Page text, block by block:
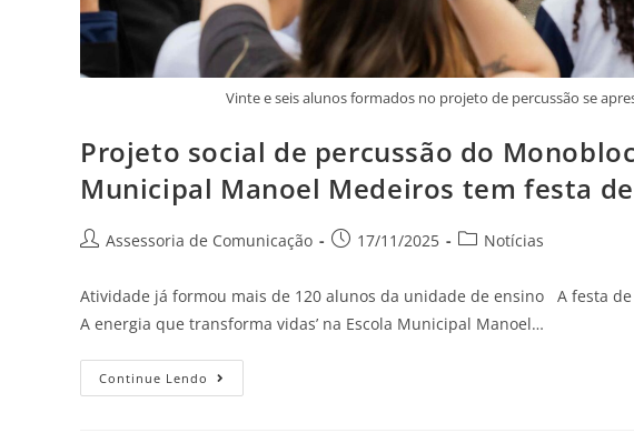
Vinte e seis alunos formados no projeto de percussão se
Projeto social de percussão do
Municipal Manoel Medeiros tem festa
Assessoria de Comunicação 17/11/2025 Notícias
Atividade já formou mais de 120 alunos da unidade de ensino A festa
A energia que transforma vidas’ na Escola Municipal Manoel…
Continue Lendo